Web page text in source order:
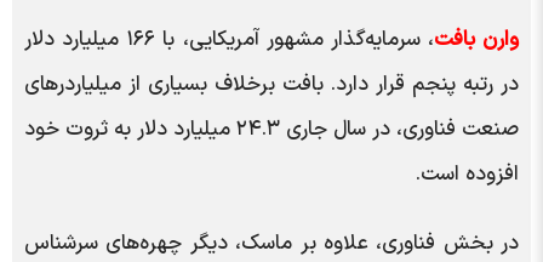
وارن بافت
، سرمایه‌گذار مشهور آمریکایی، با ۱۶۶ میلیارد دلار
در رتبه پنجم قرار دارد. بافت برخلاف بسیاری از میلیاردر‌های
صنعت فناوری، در سال جاری ۲۴.۳ میلیارد دلار به ثروت خود
افزوده است.
در بخش فناوری، علاوه بر ماسک، دیگر چهره‌های سرشناس